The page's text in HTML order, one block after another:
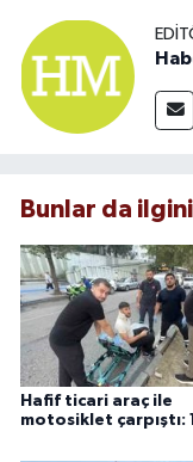
Bunlar da
Hafif ticari araç ile
motosiklet çarpıştı: